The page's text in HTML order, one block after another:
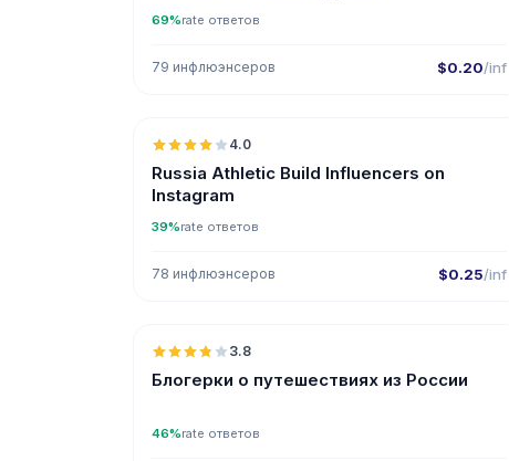
69%rate ответов
79 инфлюэнсеров $0.20/inf
4.0
Russia Athletic Build Influencers on
Instagram
39%rate ответов
78 инфлюэнсеров $0.25/inf
3.8
Блогерки о путешествиях из России
46%rate ответов